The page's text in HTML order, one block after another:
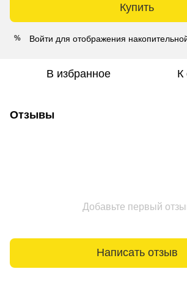
Купить
% Войти для отображения
В избранное К
Отзывы
Добавьте первый
Написать отзыв